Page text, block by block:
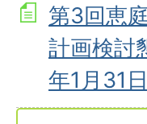
第3回恵
計画検討
年1月31